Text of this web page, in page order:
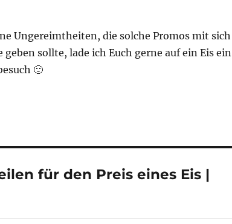
Ungereimtheiten, die solche Promos mit sich
geben sollte, lade ich Euch gerne auf ein Eis ein
🙂
für den Preis eines Eis |